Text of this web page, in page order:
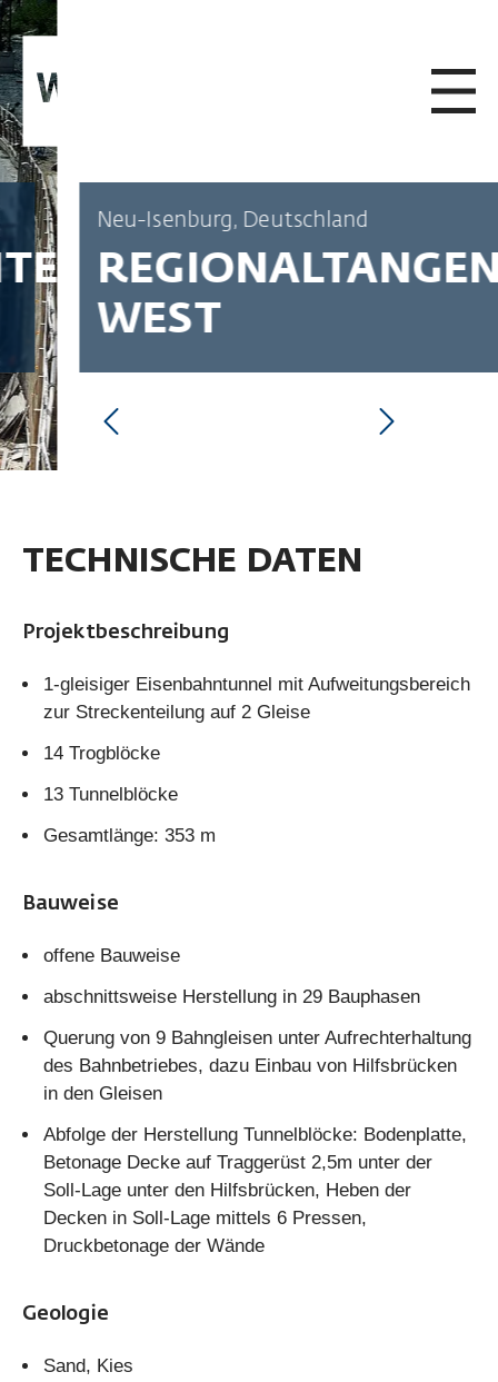
ZUM INHALT SPRINGEN
Neu-Isenburg, Deutschland
WEST
TECHNISCHE DATEN
Projektbeschreibung
1-gleisiger Eisenbahntunnel mit Aufweitungsbereich
zur Streckenteilung auf 2 Gleise
14 Trogblöcke
13 Tunnelblöcke
Gesamtlänge: 353 m
Bauweise
offene Bauweise
abschnittsweise Herstellung in 29 Bauphasen
Querung von 9 Bahngleisen unter Aufrechterhaltung
des Bahnbetriebes, dazu Einbau von Hilfsbrücken
in den Gleisen
Abfolge der Herstellung Tunnelblöcke: Bodenplatte,
Betonage Decke auf Traggerüst 2,5m unter der
Soll-Lage unter den Hilfsbrücken, Heben der
Decken in Soll-Lage mittels 6 Pressen,
Druckbetonage der Wände
Geologie
Sand, Kies